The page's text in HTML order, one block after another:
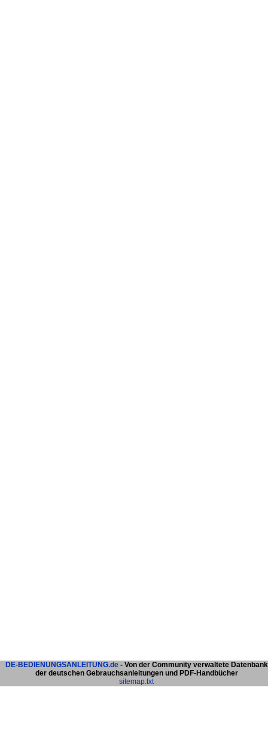
DE-BEDIENUNGSANLEITUNG.de- Von der Community verwaltete Datenbank
der deutschen Gebrauchsanleitungen und PDF-Handbücher
sitemap.txt